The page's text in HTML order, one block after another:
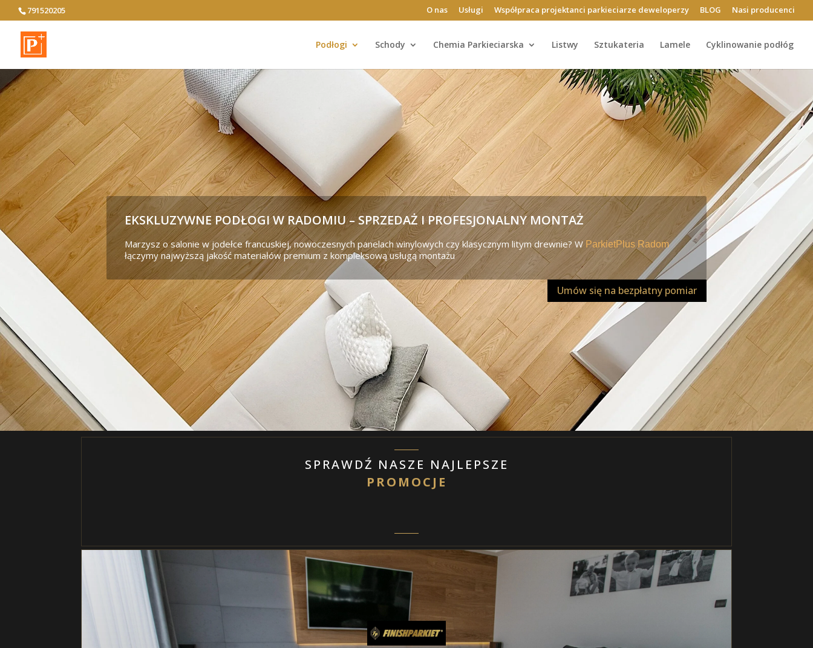
791520205 O nas Usługi Współpraca projektanci parkieciarze deweloperzy BLOG Nasi producenci
Podłogi Schody Chemia Parkieciarska Listwy Sztukateria Lamele Cyklinowanie podłóg
EKSKLUZYWNE PODŁOGI W RADOMIU – SPRZEDAŻ I PROFESJONALNY MONTAŻ
Marzysz o salonie w jodełce francuskiej, nowoczesnych panelach winylowych czy klasycznym litym drewnie? W ParkietPlus Radom
łączymy najwyższą jakość materiałów premium z kompleksową usługą montażu
Umów się na bezpłatny pomiar
SPRAWDŹ NASZE NAJLEPSZE
PROMOCJE